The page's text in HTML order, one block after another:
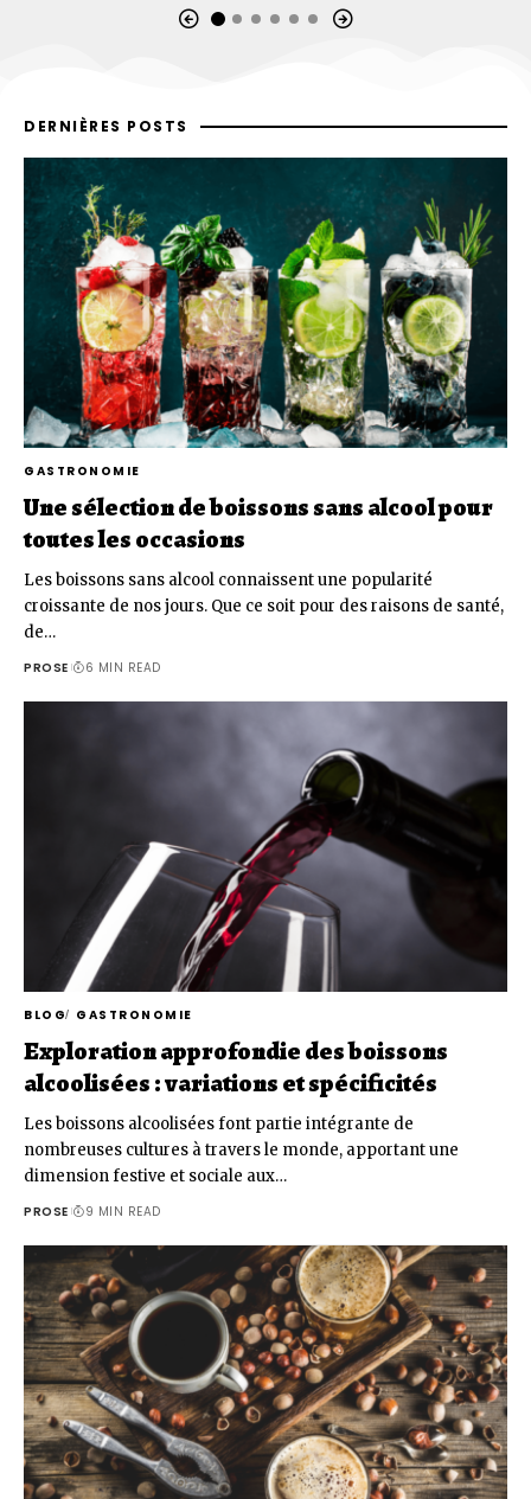
DERNIÈRES POSTS
GASTRONOMIE
Une sélection de boissons sans alcool pour
toutes les occasions
Les boissons sans alcool connaissent une popularité
croissante de nos jours. Que ce soit pour des raisons de santé,
de…
PROSE 6 MIN READ
BLOG GASTRONOMIE
Exploration approfondie des boissons
alcoolisées : variations et spécificités
Les boissons alcoolisées font partie intégrante de
nombreuses cultures à travers le monde, apportant une
dimension festive et sociale aux…
PROSE 9 MIN READ